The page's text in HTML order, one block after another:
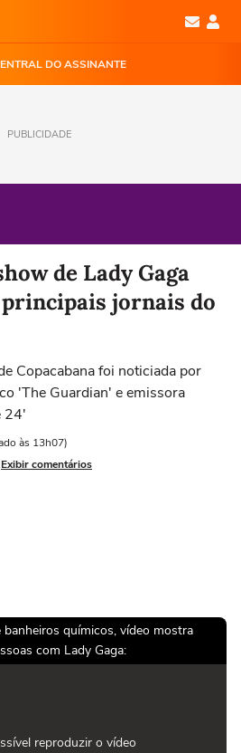
DO ASSINANTE
PUBLICIDADE
de Lady Gaga
jornais do
Copacabana foi noticiada por
'The Guardian' e emissora
24'
às 13h07)
Exibir comentários
químicos, vídeo mostra
com Lady Gaga:
reproduzir o vídeo